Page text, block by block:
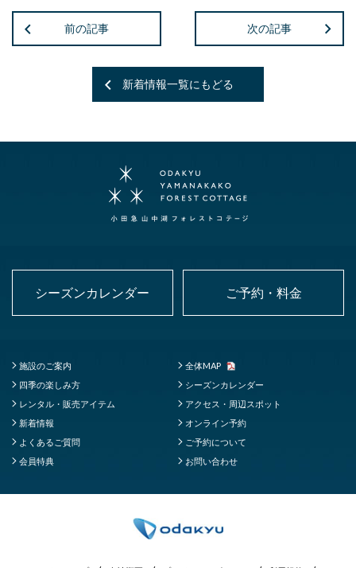
前の記事 次の記事
新着情報一覧にもどる
シーズンカレンダー ご予約・料金
施設のご案内
全体MAP
四季の楽しみ方
シーズンカレンダー
レンタル・販売アイテム
アクセス・周辺スポット
新着情報
オンライン予約
よくあるご質問
ご予約について
会員特典
お問い合わせ